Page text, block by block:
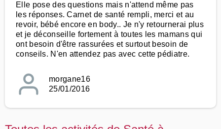
Elle pose des questions mais n'attend même pas
les réponses. Carnet de santé rempli, merci et au
revoir, bébé encore en body.. Je n'y retournerai plus
et je déconseille fortement à toutes les mamans qui
ont besoin d'être rassurées et surtout besoin de
conseils. N'en attendez pas avec cette pédiatre.
morgane16
25/01/2016